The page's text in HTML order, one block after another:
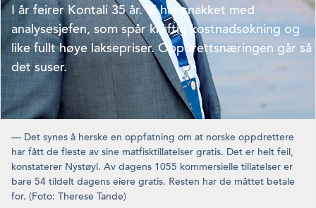
I år feirer Kontali 35 år. Vi har snakket med
analysesjefen, som spår kraftig kostnadsøkning og
like fullt høye laksepriser. Oppdrettsnæringen går så
det suser.
— Det synes å herske en oppfatning om at norske oppdrettere
har fått de fleste av sine matfisktillatelser gratis. Det er helt feil,
konstaterer Nystøyl. Av dagens 1055 kommersielle tillatels­er er
bare 54 tildelt dagens eiere gratis. Resten har de måttet betale
for. (Foto: Therese Tande)